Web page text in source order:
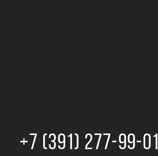
+7 (391) 277‒99‒01